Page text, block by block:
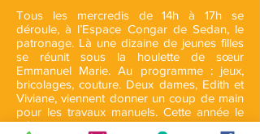
Tous les mercredis de 14h à 17h se
déroule, à l’Espace Congar de Sedan, le
patronage. Là une dizaine de jeunes filles
se réunit sous la houlette de sœur
Emmanuel Marie. Au programme : jeux,
bricolages, couture. Deux dames, Edith et
Viviane, viennent donner un coup de main
pour les travaux manuels. Cette année le
thème choisi est celui des chevaliers. Les